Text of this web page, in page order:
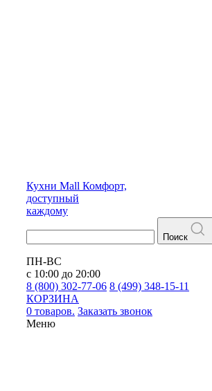
Кухни Mall Комфорт,
доступный
каждому
Поиск
ПН-ВС
с 10:00 до 20:00
8 (800) 302-77-06 8 (499) 348-15-11
КОРЗИНА
0 товаров. Заказать звонок
Меню